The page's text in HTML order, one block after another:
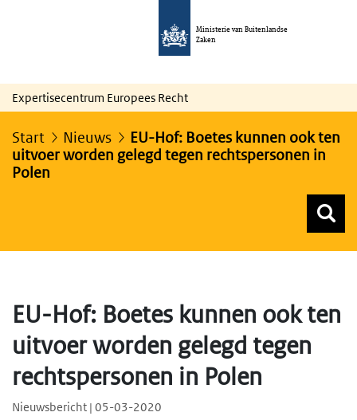
Ministerie van Buitenlandse
Zaken
Expertisecentrum Europees Recht
Start Nieuws
EU-Hof: Boetes kunnen ook ten
uitvoer worden gelegd tegen rechtspersonen in
Polen
EU-Hof: Boetes kunnen ook ten
uitvoer worden gelegd tegen
rechtspersonen in Polen
Nieuwsbericht | 05-03-2020